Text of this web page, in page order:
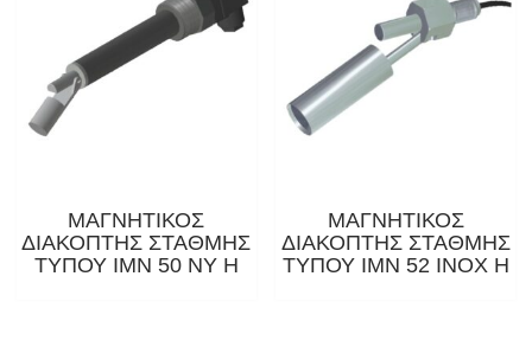
ΜΑΓΝΗΤΙΚΟΣ
ΔΙΑΚΟΠΤΗΣ ΣΤΑΘΜΗΣ
ΤΥΠΟΥ IMN 50 NY H
ΜΑΓΝΗΤΙΚΟΣ
ΔΙΑΚΟΠΤΗΣ ΣΤΑΘΜΗΣ
ΤΥΠΟΥ ΙΜΝ 52 ΙΝΟΧ Η